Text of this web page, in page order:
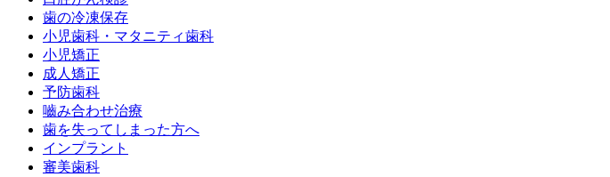
歯の冷凍保存
小児歯科・マタニティ歯科
小児矯正
成人矯正
予防歯科
嚙み合わせ治療
歯を失ってしまった方へ
インプラント
審美歯科